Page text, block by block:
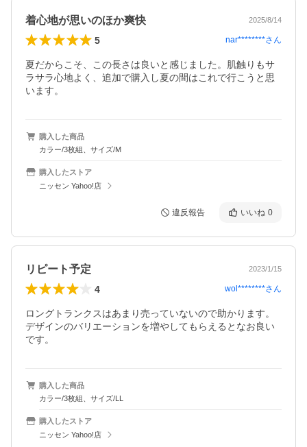
着心地が思いのほか爽快 2025/8/14
5 nar********さん
夏だからこそ、この長さは良いと感じました。肌触りもサ
ラサラ心地よく、追加で購入し夏の間はこれで行こうと思
います。
購入した商品
カラー/3枚組、サイズ/M
購入したストア
ニッセン Yahoo!店
違反報告 いいね 0
リピート予定 2023/1/15
4 wol********さん
ロングトランクスはあまり売っていないので助かります。
デザインのバリエーションを増やしてもらえるとなお良い
です。
購入した商品
カラー/3枚組、サイズ/LL
購入したストア
ニッセン Yahoo!店